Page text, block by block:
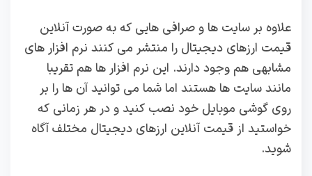
علاوه بر سایت ها و صرافی هایی که به صورت آنلاین
قیمت ارزهای دیجیتال را منتشر می کنند نرم افزار های
مشابهی هم وجود دارند. این نرم افزار ها هم تقریبا
مانند سایت ها هستند اما شما می توانید آن ها را بر
روی گوشی موبایل خود نصب کنید و در هر زمانی که
خواستید از قیمت آنلاین ارزهای دیجیتال مختلف آگاه
شوید.